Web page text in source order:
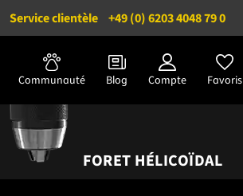
Service clientèle +49 (0) 6203 4048 79 0
Communauté Blog Compte Favoris
FORET HÉLICOÏDAL